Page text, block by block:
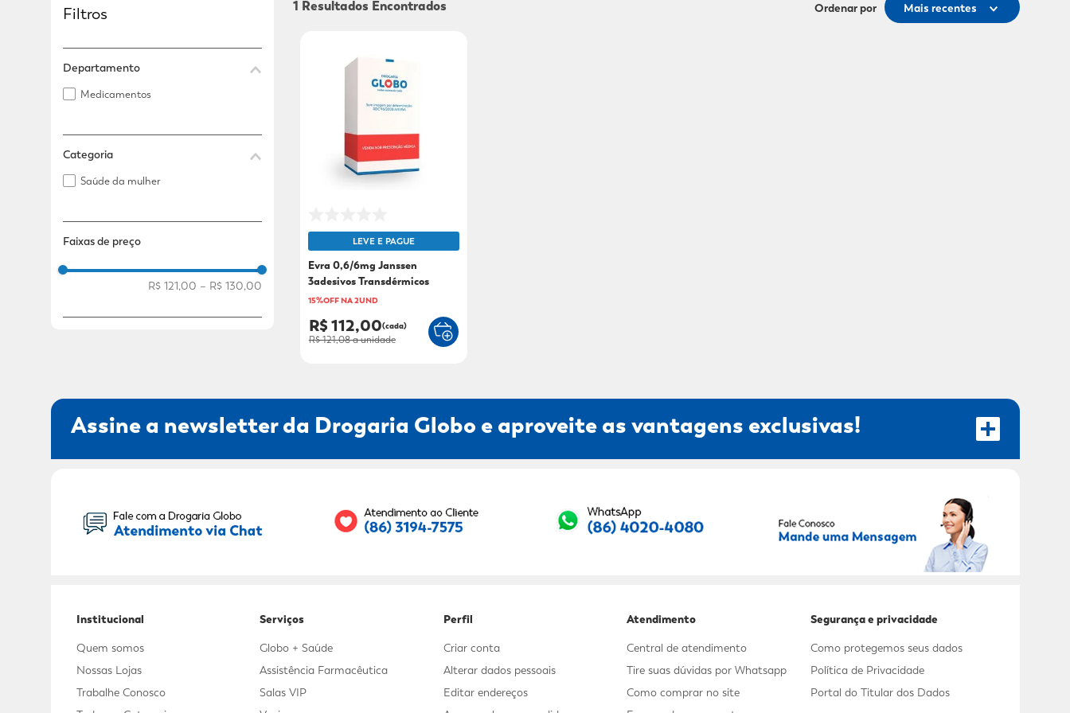
9º
sabonete líquido
Adicional
Filtros
Departamento
Medicamentos
Categoria
Saúde da mulher
Faixas de preço
R$ 121,00 – R$ 130,00
1 Ordenar por Mais recentes
LEVE E PAGUE
Evra 0,6/6mg Janssen
3adesivos Transdérmicos
15%OFF NA 2UND
R$ 112,00(cada)
R$ 121,08a unidade
Assine a newsletter da Drogaria Globo e aproveite as vantagens exclusivas!
RECEBER OFERTAS EXCLUSIVAS!
Institucional
Quem somos
Nossas Lojas
Trabalhe Conosco
Serviços
Globo + Saúde
Assistência Farmacêutica
Salas VIP
Perfil
Criar conta
Alterar dados pessoais
Editar endereços
Atendimento
Central de atendimento
Tire suas dúvidas por Whatsapp
Como comprar no site
Segurança e privacidade
Como protegemos seus dados
Política de Privacidade
Portal do Titular dos Dados